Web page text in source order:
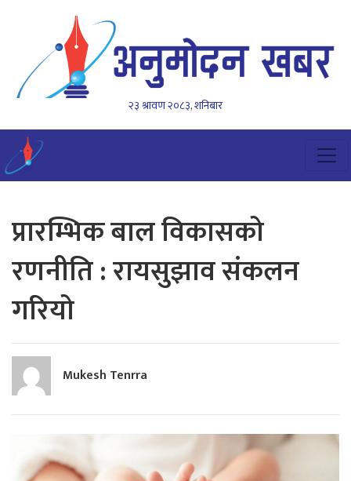
२३ श्रावण २०८३, शनिबार
प्रारम्भिक बाल विकासको
रणनीति : रायसुझाव संकलन
गरियो
Mukesh Tenrra